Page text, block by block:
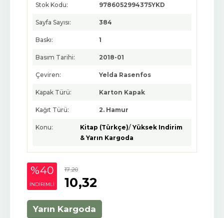
Stok Kodu: 9786052994375YKD
Sayfa Sayısı: 384
Baskı: 1
Basım Tarihi: 2018-01
Çeviren: Yelda Rasenfos
Kapak Türü: Karton Kapak
Kağıt Türü: 2. Hamur
Konu: Kitap (Türkçe)/Yüksek Indirim
& Yarın Kargoda
%40
INDIRIMLI
17,20
10,32
Yarın Kargoda